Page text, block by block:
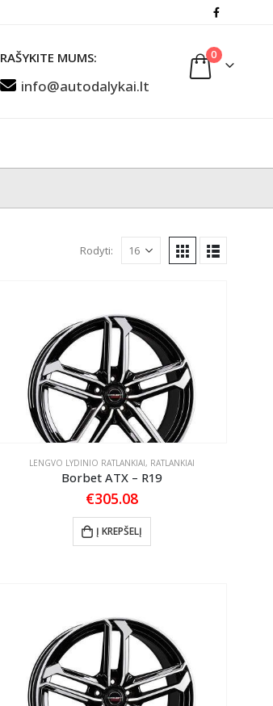
RAŠYKITE MUMS:
info@autodalykai.lt
0
Rodyti:
LENGVO LYDINIO RATLANKIAI, RATLANKIAI
Borbet ATX – R19
€305.08
Į KREPŠELĮ